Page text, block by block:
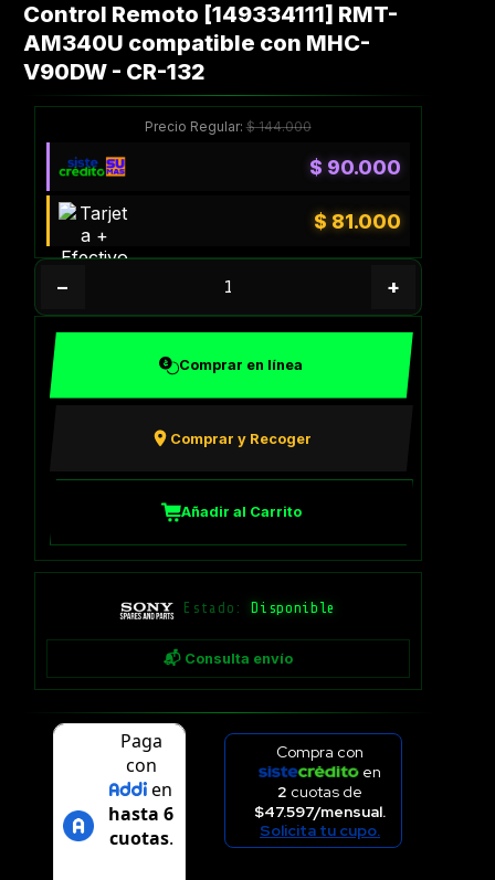
Control Remoto [149334111] RMT-
AM340U compatible con MHC-
V90DW - CR-132
Precio Regular:$144.000
$ 90.000
$ 81.000
− +
Comprar en línea
Comprar y Recoger
Añadir al Carrito
Estado: Disponible
📬 Consulta envío
Compra con
en
2 cuotas de
$47.597/mensual.
Solicita tu cupo.